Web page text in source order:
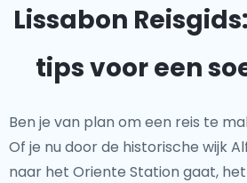
Lissabon
tips voor een
Ben je van plan om een reis te
Of je nu door de historische wijk
naar het Oriente Station gaat,